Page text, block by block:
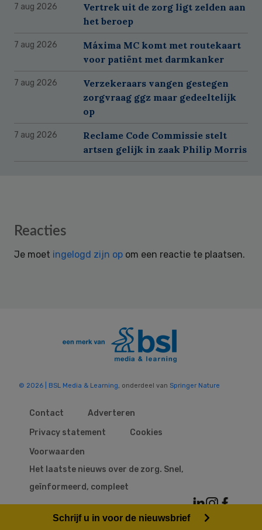
7 aug 2026
Vertrek uit de zorg ligt zelden aan
het beroep
7 aug 2026
Máxima MC komt met routekaart
voor patiënt met darmkanker
7 aug 2026
Verzekeraars vangen gestegen
zorgvraag ggz maar gedeeltelijk
op
7 aug 2026
Reclame Code Commissie stelt
artsen gelijk in zaak Philip Morris
Reader
Reacties
Je moet ingelogd zijn op om een reactie te plaatsen.
© 2026 | BSL Media & Learning , onderdeel van Springer Nature
Contact
Adverteren
Privacy statement
Cookies
Voorwaarden
Het laatste nieuws over de zorg. Snel,
geïnformeerd, compleet
Schrijf u in voor de nieuwsbrief